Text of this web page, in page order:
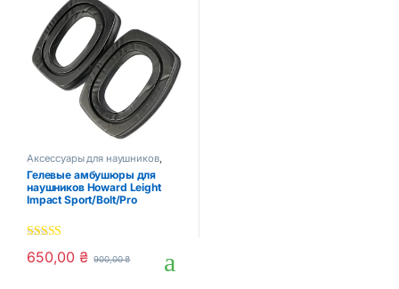
Аксессуары для наушников,
Тактические аксессуары
Гелевые амбушюры для
наушников Howard Leight
Impact Sport/Bolt/Pro
5.00out of 5
650,00₴ 900,00₴